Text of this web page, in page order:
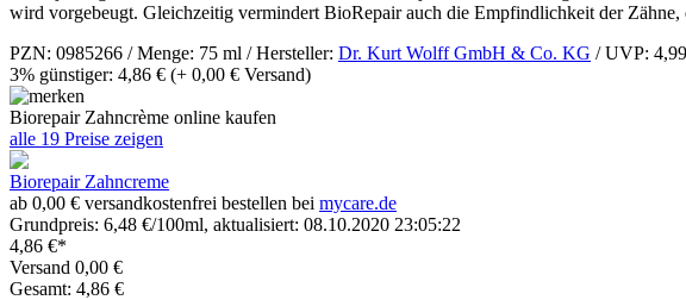
wird vorgebeugt. Gleichzeitig vermindert BioRepair auch die Empfindlichkeit der Zähne,
PZN: 0985266 / Menge: 75 ml / Hersteller: Dr. Kurt Wolff GmbH & Co. KG / UVP:
3% günstiger: 4,86 € (+ 0,00 € Versand)
Biorepair Zahncrème online kaufen
alle 19 Preise zeigen
Biorepair Zahncreme
ab 0,00 € versandkostenfrei bestellen bei mycare.de
Grundpreis: 6,48 €/100ml, aktualisiert: 08.10.2020 23:05:22
4,86 €*
Versand 0,00 €
Gesamt: 4,86 €